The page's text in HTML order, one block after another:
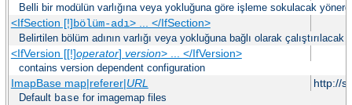
Belli bir modülün varlığına veya yokluğuna göre işleme sokulacak
<IfSection [!]bölüm-adı> ... </IfSection>
Belirtilen bölüm adının varlığı veya yokluğuna bağlı olarak çalıştırılacak
<IfVersion [[!]operator] version> ... </IfVersion>
contains version dependent configuration
ImapBase map|referer|URL http://
Default base for imagemap files